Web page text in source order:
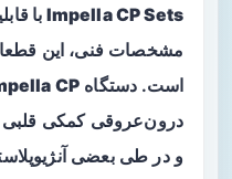
Impella CP Sets با قابلیت SmartAssist
مشخصات فنی، این
است. دستگاه CP
درون‌عروقی کمکی قلبی
و در طی بعضی